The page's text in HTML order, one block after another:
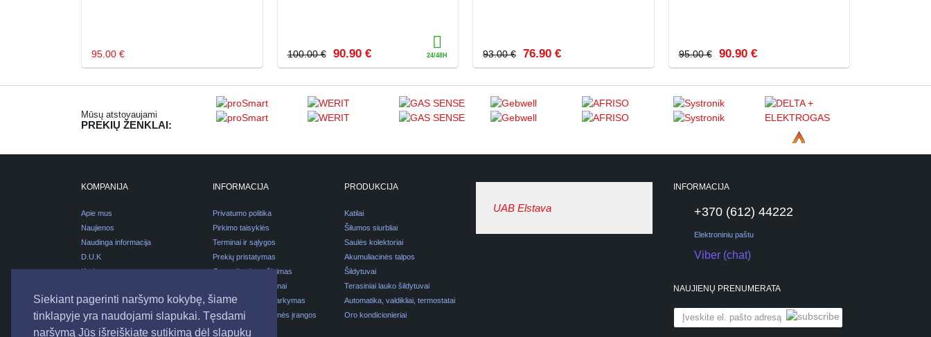
Siekiant pagerinti naršymo kokybę, šiame
tinklapyje yra naudojami slapukai. Tęsdami
naršymą Jūs išreiškiate sutikimą dėl slapukų
95.00 € 100.00 € 90.90 € 93.00 € 76.90 € 95.00 € 90.90 €
Mūsų atstovaujami
PREKIŲ ŽENKLAI:
KOMPANIJA
Apie mus
Naujienos
Naudinga informacija
D.U.K
Karjera
INFORMACIJA
Privatumo politika
Pirkimo taisyklės
Terminai ir sąlygos
Prekių pristatymas
Garantijos ir grąžinimas
Pirkimas išsimokėtinai
Pakuočių atliekų tvarkymas
Elektros ir elektroninės įrangos
atliekų tvarkymas
PRODUKCIJA
Katilai
Šilumos siurbliai
Saulės kolektoriai
Akumuliacinės talpos
Šildytuvai
Terasiniai lauko šildytuvai
Automatika, valdikliai, termostatai
Oro kondicionieriai
UAB Elstava
INFORMACIJA
+370 (612) 44222
Elektroniniu paštu
Viber (chat)
NAUJIENŲ PRENUMERATA